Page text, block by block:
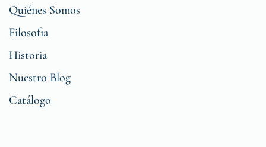
Quiénes Somos
Filosofia
Historia
Nuestro Blog
Catálogo